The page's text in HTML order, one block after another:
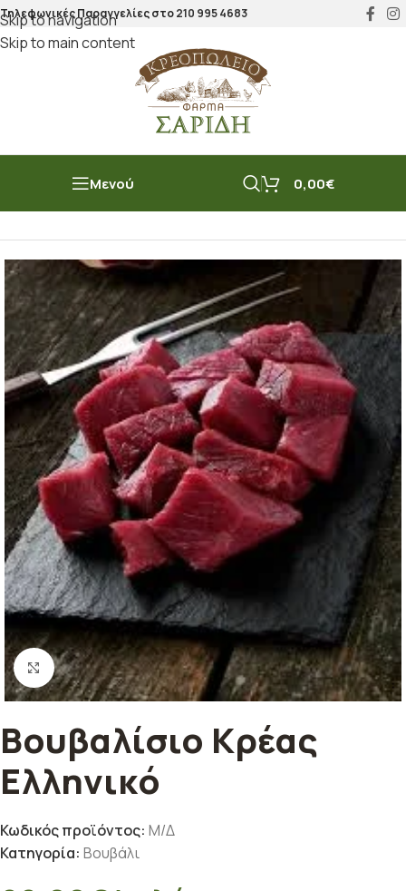
Skip to navigation
Skip to main content
Τηλεφωνικές Παραγγελίες στο210 995 4683
Μενού 0,00€
Κλικ για μεγέθυνση
Βουβαλίσιο Κρέας
Ελληνικό
Κωδικός προϊόντος: Μ/Δ
Κατηγορία: Βουβάλι